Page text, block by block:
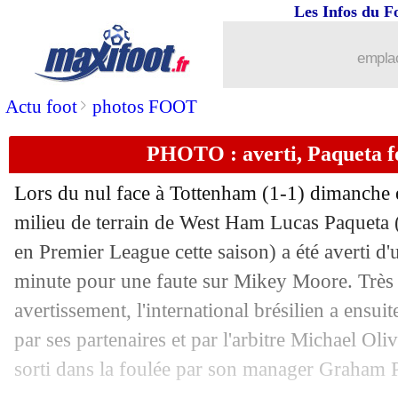
Actu foot> photos FOOT
Les Infos du
PHOTO : averti, Paqueta
Lors du nul face à Tottenham (1-1) dimanche
milieu de terrain de West Ham Lucas Paqueta
en Premier League cette saison) a été averti
minute pour une faute sur Mikey Moore. Très
avertissement, l'international brésilien a
par ses partenaires et par l'arbitre Michael
sorti dans la foulée par son manager Graham
: le PSG désormais favori, selon
05/05 Tottenham: Tel, Postecoglou juge
Paris FC
05/05 PSG: de bonnes sensations pour
05/05 Lille: l'OM s'active pour Angel
05/05 : Dembélé "autiste", Sampaoli
05/05 OM: Balerdi, Leeds prépare une offre
05/05 Lille: la piste Chevalier lâchée par